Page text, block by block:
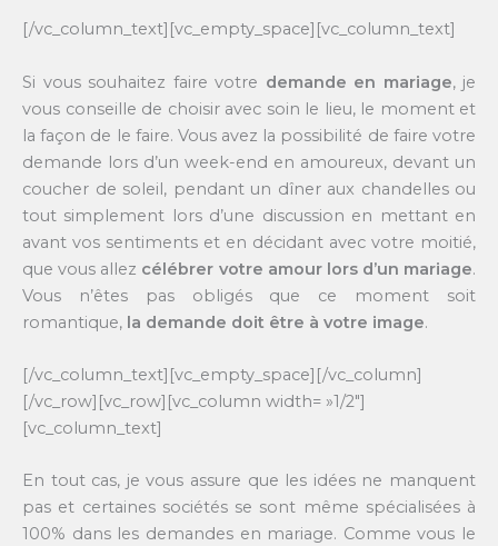
[/vc_column_text][vc_empty_space][vc_column_text]
Si vous souhaitez faire votre demande en mariage, je
vous conseille de choisir avec soin le lieu, le moment et
la façon de le faire. Vous avez la possibilité de faire votre
demande lors d’un week-end en amoureux, devant un
coucher de soleil, pendant un dîner aux chandelles ou
tout simplement lors d’une discussion en mettant en
avant vos sentiments et en décidant avec votre moitié,
que vous allez célébrer votre amour lors d’un mariage.
Vous n’êtes pas obligés que ce moment soit
romantique, la demande doit être à votre image.
[/vc_column_text][vc_empty_space][/vc_column]
[/vc_row][vc_row][vc_column width= »1/2″]
[vc_column_text]
En tout cas, je vous assure que les idées ne manquent
pas et certaines sociétés se sont même spécialisées à
100% dans les demandes en mariage. Comme vous le